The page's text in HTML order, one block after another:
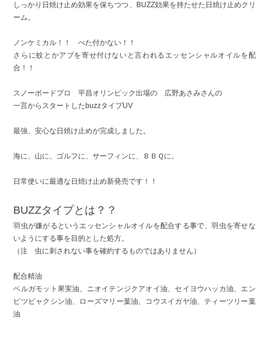
しっかり日焼け止め効果を保ちつつ、BUZZ効果を持たせた日焼け止めクリ
ーム。
ノンケミカル！！ べた付かない！！
さらに蚊とかアブを寄せ付けないと言われるエッセンシャルオイルを配
合！！
スノーボードプロ 平昌オリンピック出場の 広野あさみさんの
一言からスタートしたbuzzタイプUV
最強、安心な日焼け止めが完成しました。
海に、山に、ゴルフに、サーフィンに、ＢＢＱに。
日常使いに最適な日焼け止め新発売です！！
BUZZタイプとは？？
羽虫が嫌がるというエッセンシャルオイルを配合する事で、羽虫を寄せな
いようにする事を目的とした処方。
（注 虫に刺されない事を確約するものではありません）
配合精油
ベルガモット果実油、ニオイテンジクアオイ油、セイヨウハッカ油、エン
ピツビャクシン油、ローズマリー葉油、コウスイガヤ油、ティーツリー葉
油